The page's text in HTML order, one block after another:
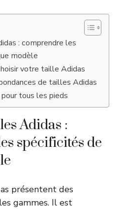
: comprendre les
modèle
votre taille Adidas
de tailles Adidas
tous les pieds
Adidas :
spécificités de
présentent des
gammes. Il est